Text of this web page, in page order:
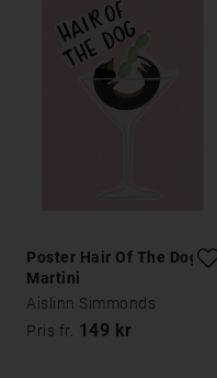
Poster Hair Of The Dog
Martini
Aislinn Simmonds
Pris fr. 149 kr